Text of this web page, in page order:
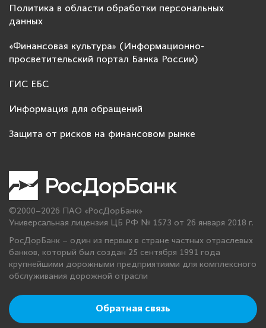
Политика в области обработки персональных
данных
«Финансовая культура» (Информационно-
просветительский портал Банка России)
ГИС ЕБС
Информация для обращений
Защита от рисков на финансовом рынке
©2000–2026 ПАО «РосДорБанк»
Универсальная лицензия ЦБ РФ № 1573 от 26 января 2018 г.
РосДорБанк – один из первых в стране частных отраслевых
банков, который был создан 25 сентября 1991 года
крупнейшими дорожными предприятиями для комплексного
обслуживания дорожной отрасли
Обратная связь